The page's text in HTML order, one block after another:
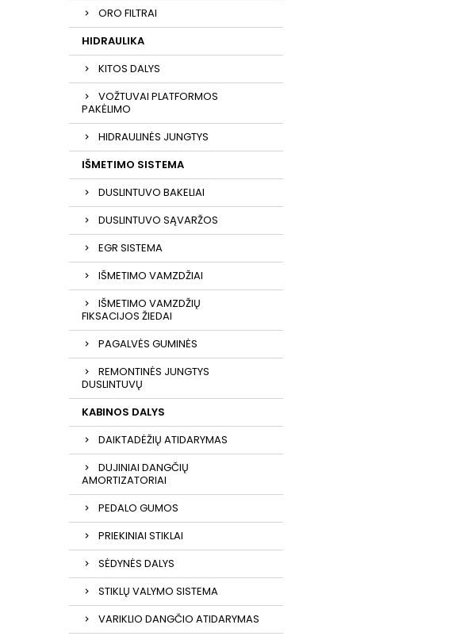
ORO FILTRAI
HIDRAULIKA
KITOS DALYS
VOŽTUVAI PLATFORMOS
PAKĖLIMO
HIDRAULINĖS JUNGTYS
IŠMETIMO SISTEMA
DUSLINTUVO BAKELIAI
DUSLINTUVO SĄVARŽOS
EGR SISTEMA
IŠMETIMO VAMZDŽIAI
IŠMETIMO VAMZDŽIŲ
FIKSACIJOS ŽIEDAI
PAGALVĖS GUMINĖS
REMONTINĖS JUNGTYS
DUSLINTUVŲ
KABINOS DALYS
DAIKTADĖŽIŲ ATIDARYMAS
DUJINIAI DANGČIŲ
AMORTIZATORIAI
PEDALO GUMOS
PRIEKINIAI STIKLAI
SĖDYNĖS DALYS
STIKLŲ VALYMO SISTEMA
VARIKLIO DANGČIO ATIDARYMAS